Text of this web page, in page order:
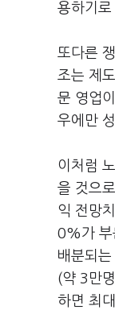
용하기
또다른
조는 제
문 영업
우에만
이처럼
을 것으
익 전망
0%가
배분되는
(약 3 만명
하면 최대